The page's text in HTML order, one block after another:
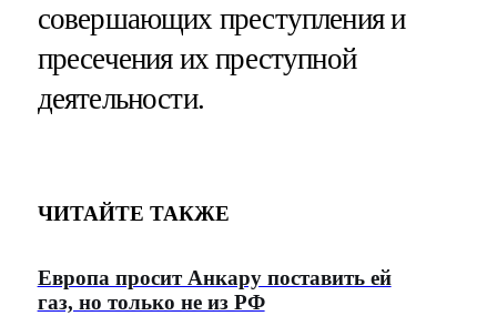
совершающих преступления и
пресечения их преступной
деятельности.
ЧИТАЙТЕ ТАКЖЕ
Европа просит Анкару поставить ей
газ, но только не из РФ